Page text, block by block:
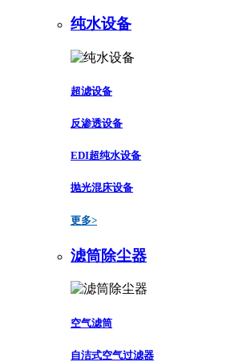
纯水设备
超滤设备
反渗透设备
EDI超纯水设备
抛光混床设备
更多>
滤筒除尘器
空气滤筒
自洁式空气过滤器